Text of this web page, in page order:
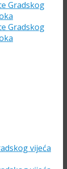
Gradskog
Gradskog
vijeća